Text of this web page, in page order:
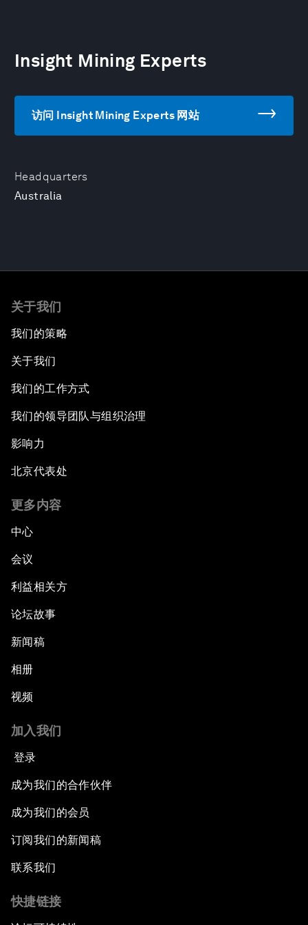
Headquarters
Australia
Insight Mining Experts
访问 Insight Mining Experts 网站
关于我们
我们的策略
关于我们
我们的工作方式
我们的领导团队与组织治理
影响力
北京代表处
更多内容
中心
会议
利益相关方
论坛故事
新闻稿
相册
视频
加入我们
登录
成为我们的合作伙伴
成为我们的会员
订阅我们的新闻稿
联系我们
快捷链接